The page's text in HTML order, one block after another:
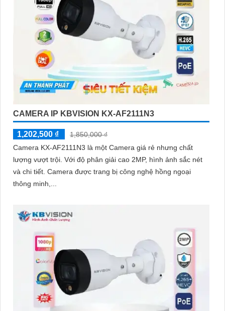
CAMERA IP KBVISION KX-AF2111N3
1,202,500 ₫
1,850,000 ₫
Camera KX-AF2111N3 là một Camera giá rẻ nhưng chất
lượng vượt trội. Với độ phân giải cao 2MP, hình ảnh sắc nét
và chi tiết. Camera được trang bị công nghệ hồng ngoại
thông minh,...